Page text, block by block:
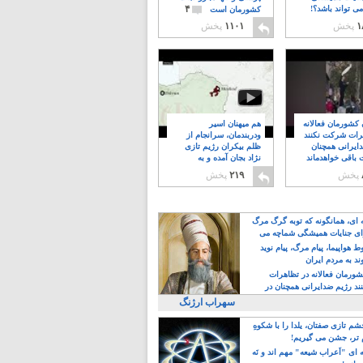
کشورمان است
۴
۱۱۰۱ پخش
تواند باشد؟!
پخش
هم میهنان اسیر
ودربندمان، سرانجام از
ظلم بیکران رژیم تازی
نژاد بجان آمده و به
۲۱۹ پخش
کشورمان فعالانه
شرکت نکنند
همچنان
باقی خواهدماند
پخش
ای، همانگونه که توبه گرگ مرگ
جنایات همیشگی شماچه می
هواپیما، پیام مرگ، پیام نوید
به مردم ایران
فعالانه در تظاهرات
رژیم ضدایرانی همچنان در
خواهدماند
سهراب ارژنگ
تازی صفتان، یلدا را با شکوهِ
تر، جشن می گیریم!
ای "اَعراب شیعه" مهم اند و نَه